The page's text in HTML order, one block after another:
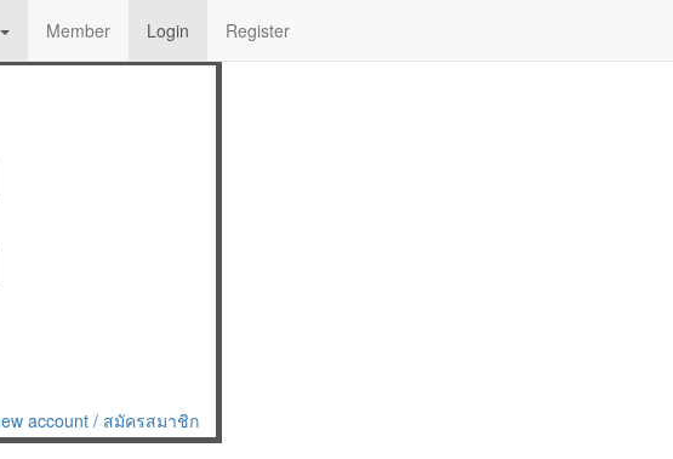
Member Login RegisterSelect Gemstone
account / สมัครสมาชิก